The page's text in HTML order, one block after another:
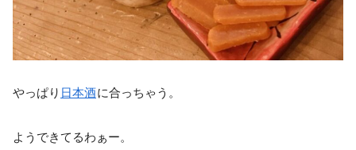
やっぱり 日本酒に合っちゃう。
ようできてるわぁー。